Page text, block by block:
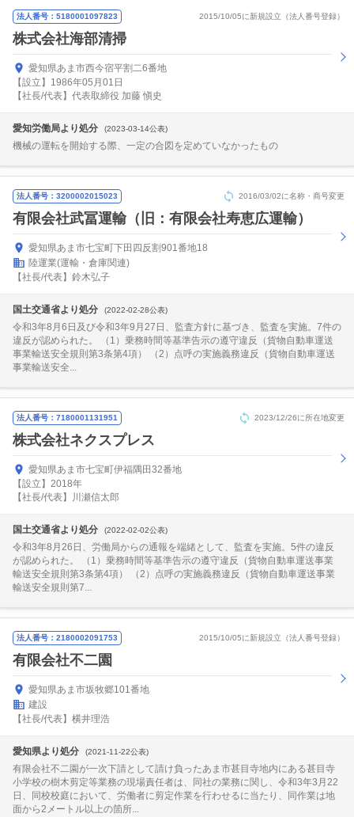
法人番号：5180001097823 2015/10/05に新規設立（法人番号登録）
株式会社海部清掃
愛知県あま市西今宿平割二6番地
【設立】1986年05月01日
【社長/代表】代表取締役 加藤 愼史
愛知労働局より処分 (2023-03-14公表)
機械の運転を開始する際、一定の合図を定めていなかったもの
法人番号：3200002015023 2016/03/02に名称・商号変更
有限会社武冨運輸（旧：有限会社寿恵広運輸）
愛知県あま市七宝町下田四反割901番地18
陸運業(運輸・倉庫関連)
【社長/代表】鈴木弘子
国土交通省より処分 (2022-02-28公表)
令和3年8月6日及び令和3年9月27日、監査方針に基づき、監査を実施。7件の
違反が認められた。 （1）乗務時間等基準告示の遵守違反（貨物自動車運送
事業輸送安全規則第3条第4項） （2）点呼の実施義務違反（貨物自動車運送
事業輸送安全...
法人番号：7180001131951 2023/12/26に所在地変更
株式会社ネクスプレス
愛知県あま市七宝町伊福隅田32番地
【設立】2018年
【社長/代表】川瀬信太郎
国土交通省より処分 (2022-02-02公表)
令和3年8月26日、労働局からの通報を端緒として、監査を実施。5件の違反
が認められた。 （1）乗務時間等基準告示の遵守違反（貨物自動車運送事業
輸送安全規則第3条第4項） （2）点呼の実施義務違反（貨物自動車運送事業
輸送安全規則第7...
法人番号：2180002091753 2015/10/05に新規設立（法人番号登録）
有限会社不二園
愛知県あま市坂牧郷101番地
建設
【社長/代表】横井理浩
愛知県より処分 (2021-11-22公表)
有限会社不二園が一次下請として請け負ったあま市甚目寺地内にある甚目寺
小学校の樹木剪定等業務の現場責任者は、同社の業務に関し、令和3年3月22
日、同校校庭において、労働者に剪定作業を行わせるに当たり、同作業は地
面から2メートル以上の箇所...